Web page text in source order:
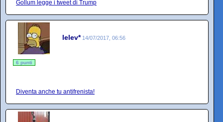
Gollum legge i tweet di Trump
lelev* 14/07/2017, 06:56
6 punti
Diventa anche tu antifrenista!